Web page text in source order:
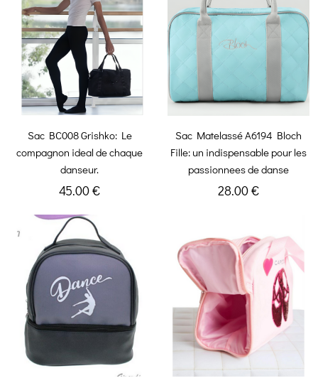
Sac BC008 Grishko: Le
compagnon ideal de chaque
danseur.
45.00 €
Sac Matelassé A6194 Bloch
Fille: un indispensable pour les
passionnees de danse
28.00 €